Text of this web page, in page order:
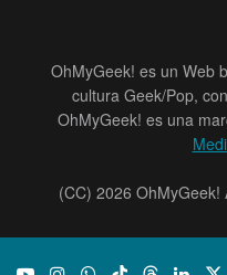
OhMyGeek! es un Web
cultura Geek/Pop,
OhMyGeek! es una
(CC) 2026